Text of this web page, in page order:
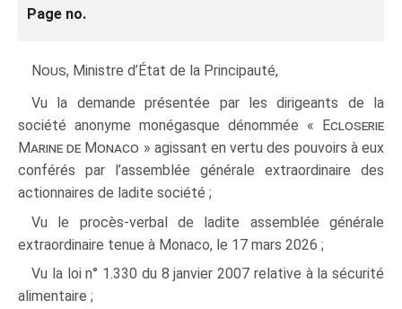
Page no.
Nous, Ministre d’État de la Principauté,
Vu la demande présentée par les dirigeants de la
société anonyme monégasque dénommée «
Ecloserie
Marine de Monaco » agissant en vertu des pouvoirs à eux
conférés par l’assemblée générale extraordinaire des
actionnaires de ladite société ;
Vu le procès-verbal de ladite assemblée générale
extraordinaire tenue à Monaco, le 17 mars 2026 ;
Vu la loi n° 1.330 du 8 janvier 2007 relative à la sécurité
alimentaire ;